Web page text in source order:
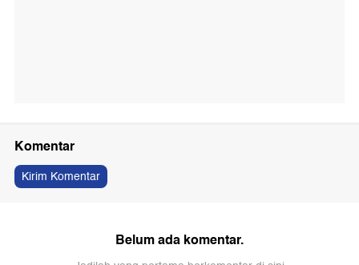
Komentar
Kirim Komentar
Belum ada komentar.